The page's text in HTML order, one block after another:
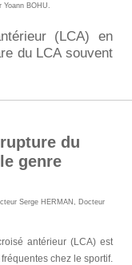
Yoann BOHU
(LCA) en
du LCA souvent
du
genre
Serge HERMAN
Docteur
antérieur (LCA) est
chez le sportif.